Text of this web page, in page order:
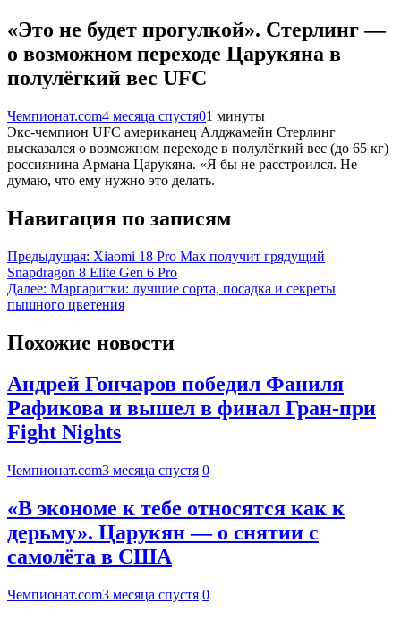
«Это не будет прогулкой». Стерлинг —
о возможном переходе Царукяна в
полулёгкий вес UFC
Чемпионат.com4 месяца спустя01 минуты
Экс-чемпион UFC американец Алджамейн Стерлинг
высказался о возможном переходе в полулёгкий вес (до 65 кг)
россиянина Армана Царукяна. «Я бы не расстроился. Не
думаю, что ему нужно это делать.
Навигация по записям
Предыдущая: Xiaomi 18 Pro Max получит грядущий
Snapdragon 8 Elite Gen 6 Pro
Далее: Маргаритки: лучшие сорта, посадка и секреты
пышного цветения
Похожие новости
Андрей Гончаров победил Фаниля
Рафикова и вышел в финал Гран-при
Fight Nights
Чемпионат.com3 месяца спустя 0
«В экономе к тебе относятся как к
дерьму». Царукян — о снятии с
самолёта в США
Чемпионат.com3 месяца спустя 0